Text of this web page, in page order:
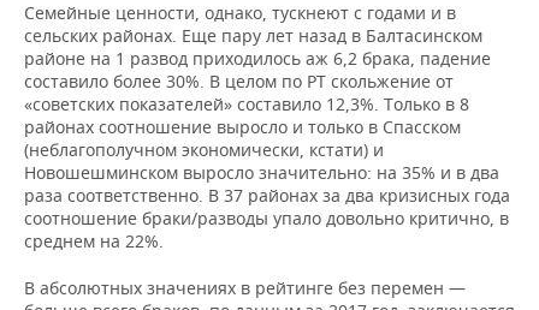
Семейные ценности, однако, тускнеют с годами и в
сельских районах. Еще пару лет назад в Балтасинском
районе на 1 развод приходилось аж 6,2 брака, падение
составило более 30%. В целом по РТ скольжение от
«советских показателей» составило 12,3%. Только в 8
районах соотношение выросло и только в Спасском
(неблагополучном экономически, кстати) и
Новошешминском выросло значительно: на 35% и в два
раза соответственно. В 37 районах за два кризисных года
соотношение браки/разводы упало довольно критично, в
среднем на 22%.
В абсолютных значениях в рейтинге без перемен —